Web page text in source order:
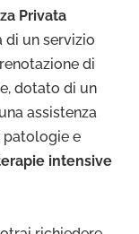
Privata
di un servizio
di
dotato di un
assistenza
patologie e
intensive